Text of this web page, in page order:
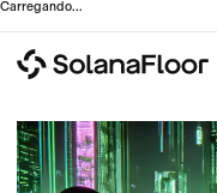
Carregando...